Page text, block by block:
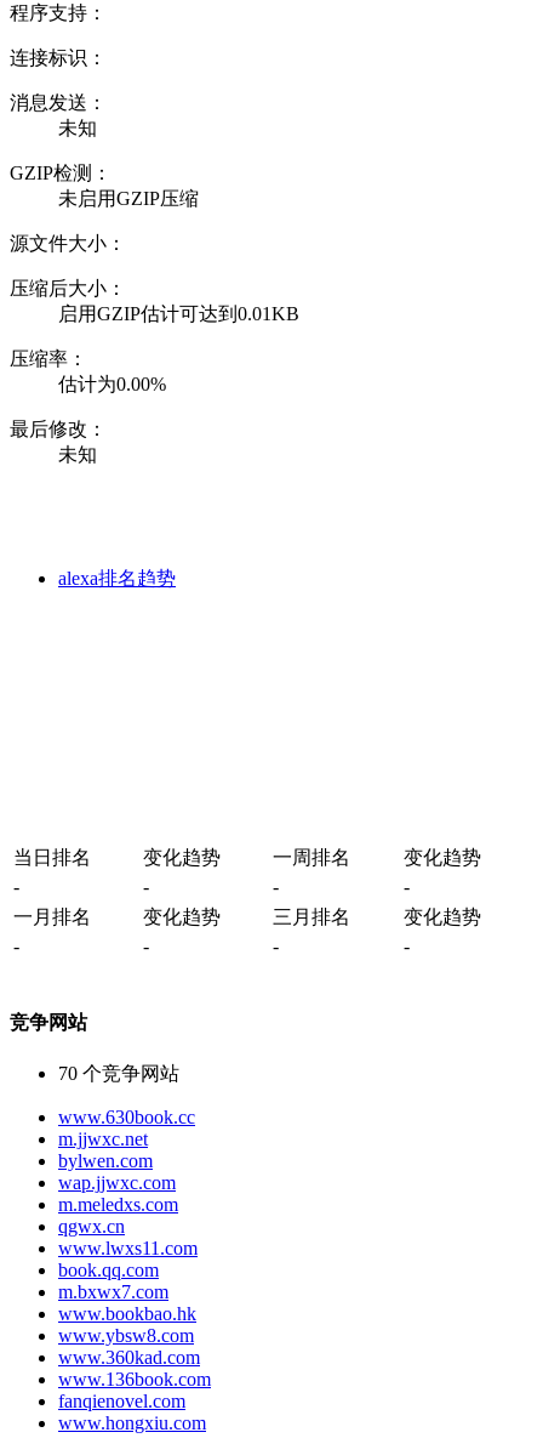
程序支持：
连接标识：
消息发送：
未知
GZIP检测：
未启用GZIP压缩
源文件大小：
压缩后大小：
启用GZIP估计可达到0.01KB
压缩率：
估计为0.00%
最后修改：
未知
alexa排名趋势
当日排名 变化趋势 一周排名
变化趋势
-
- -
-
一月排名
变化趋势 三月排名
变化趋势
-
- - -
竞争网站
70 个竞争网站
www.630book.cc
m.jjwxc.net
bylwen.com
wap.jjwxc.com
m.meledxs.com
qgwx.cn
www.lwxs11.com
book.qq.com
m.bxwx7.com
www.bookbao.hk
www.ybsw8.com
www.360kad.com
www.136book.com
fanqienovel.com
www.hongxiu.com